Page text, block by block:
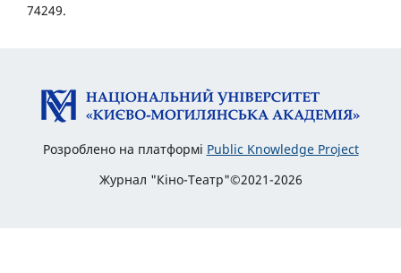
74249.
Розроблено на платформі Public Knowledge Project
Журнал "Кіно-Театр"©2021-2026